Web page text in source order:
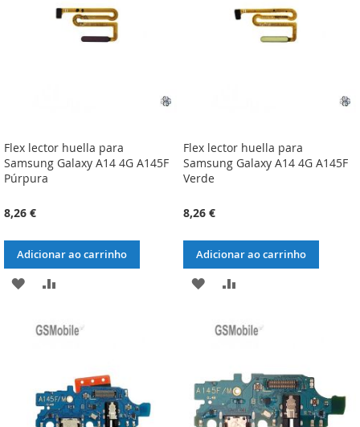
DESEJOS
DESEJOS
Flex lector huella para
Samsung Galaxy A14 4G A145F
Púrpura
8,26 €
Adicionar ao carrinho
ADICIONAR
LISTA
DESEJOS
COMPARAÇÃO
Flex lector huella para
Samsung Galaxy A14 4G A145F
Verde
8,26 €
Adicionar ao carrinho
ADICIONAR
LISTA
DESEJOS
ADICIONAR
COMPARAÇÃO